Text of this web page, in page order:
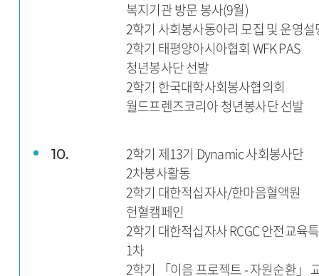
복지기관 방문 봉사(9월)
2학기 사회봉사동아리 모집 및 운영설
2학기 태평양아시아협회 WFK PAS
청년봉사단 선발
2학기 한국대학사회봉사협의회
월드프렌즈코리아 청년봉사단 선발
10.
2학기 제13기 Dynamic 사회봉사단
2차봉사활동
2학기 대한적십자사/한마음혈액원
헌혈캠페인
2학기 대한적십자사 RCGC 안전교육
1차
2학기 「이음 프로젝트 - 자원순환」